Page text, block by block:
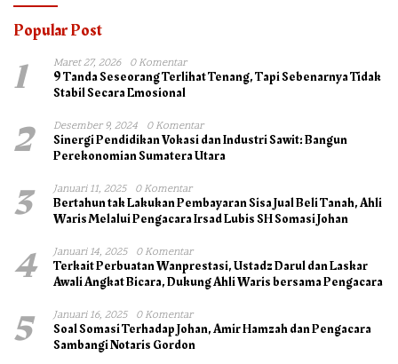
Popular Post
1 Maret 27, 2026 0 Komentar
9 Tanda Seseorang Terlihat Tenang, Tapi Sebenarnya Tidak
Stabil Secara Emosional
2 Desember 9, 2024 0 Komentar
Sinergi Pendidikan Vokasi dan Industri Sawit: Bangun
Perekonomian Sumatera Utara
3 Januari 11, 2025 0 Komentar
Bertahun tak Lakukan Pembayaran Sisa Jual Beli Tanah, Ahli
Waris Melalui Pengacara Irsad Lubis SH Somasi Johan
4 Januari 14, 2025 0 Komentar
Terkait Perbuatan Wanprestasi, Ustadz Darul dan Laskar
Awali Angkat Bicara, Dukung Ahli Waris bersama Pengacara
5 Januari 16, 2025 0 Komentar
Soal Somasi Terhadap Johan, Amir Hamzah dan Pengacara
Sambangi Notaris Gordon